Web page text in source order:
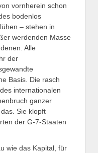
vornherein schon
bodenlos
– stehen in
werdenden Masse
Alle
der
Basis. Die rasch
internationalen
ganzer
Sie klopft
der G-7-Staaten
wie das Kapital, für